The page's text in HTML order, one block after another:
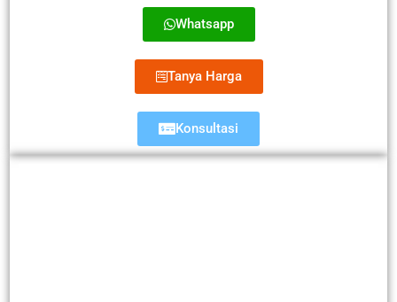
Whatsapp
Tanya Harga
Konsultasi